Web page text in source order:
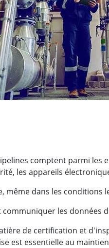
More
Écran
classe ATEX
ATEX
robustes certifiés
ATEX
More
comptent parmi les
les appareils
même dans les conditions
les données
de certification et
est essentielle au